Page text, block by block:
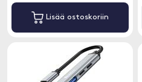
Lisää ostoskoriin